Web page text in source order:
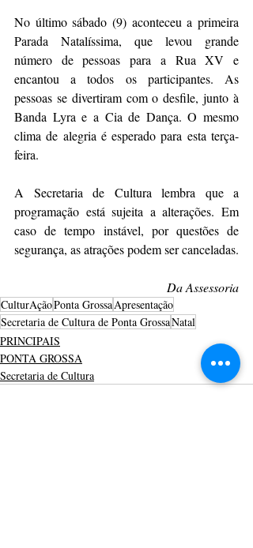
No último sábado (9) aconteceu a primeira
Parada Natalíssima, que levou grande
número de pessoas para a Rua XV e
encantou a todos os participantes. As
pessoas se divertiram com o desfile, junto à
Banda Lyra e a Cia de Dança. O mesmo
clima de alegria é esperado para esta terça-
feira.
A Secretaria de Cultura lembra que a
programação está sujeita a alterações. Em
caso de tempo instável, por questões de
segurança, as atrações podem ser canceladas.
Da Assessoria
CulturAçãoPonta GrossaApresentação
Secretaria de Cultura de Ponta GrossaNatal
PRINCIPAIS
PONTA GROSSA
Secretaria de Cultura